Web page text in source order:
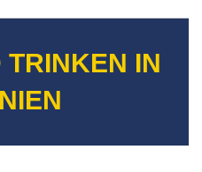
TRINKEN IN